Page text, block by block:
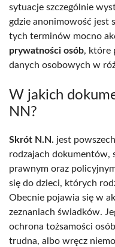
sytuacje szczególnie
gdzie anonimowość jest
tych terminów mocno
prywatności osób, które
danych osobowych w
W jakich
NN?
Skrót N.N. jest
rodzajach dokumentów,
prawnym oraz
się do dzieci, których
Obecnie pojawia się w
zeznaniach świadków.
ochrona tożsamości
trudna, albo wręcz